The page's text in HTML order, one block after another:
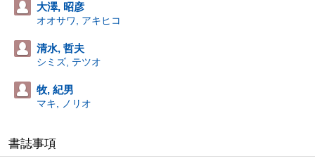
大澤, 昭彦
オオサワ, アキヒコ
清水, 哲夫
シミズ, テツオ
牧, 紀男
マキ, ノリオ
書誌事項